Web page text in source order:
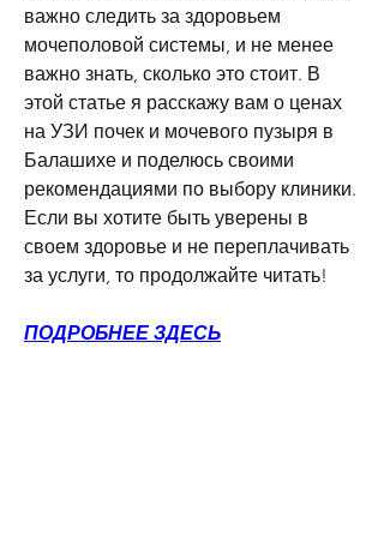
важно следить за здоровьем
мочеполовой системы, и не менее
важно знать, сколько это стоит. В
этой статье я расскажу вам о ценах
на УЗИ почек и мочевого пузыря в
Балашихе и поделюсь своими
рекомендациями по выбору клиники.
Если вы хотите быть уверены в
своем здоровье и не переплачивать
за услуги, то продолжайте читать!
ПОДРОБНЕЕ ЗДЕСЬ